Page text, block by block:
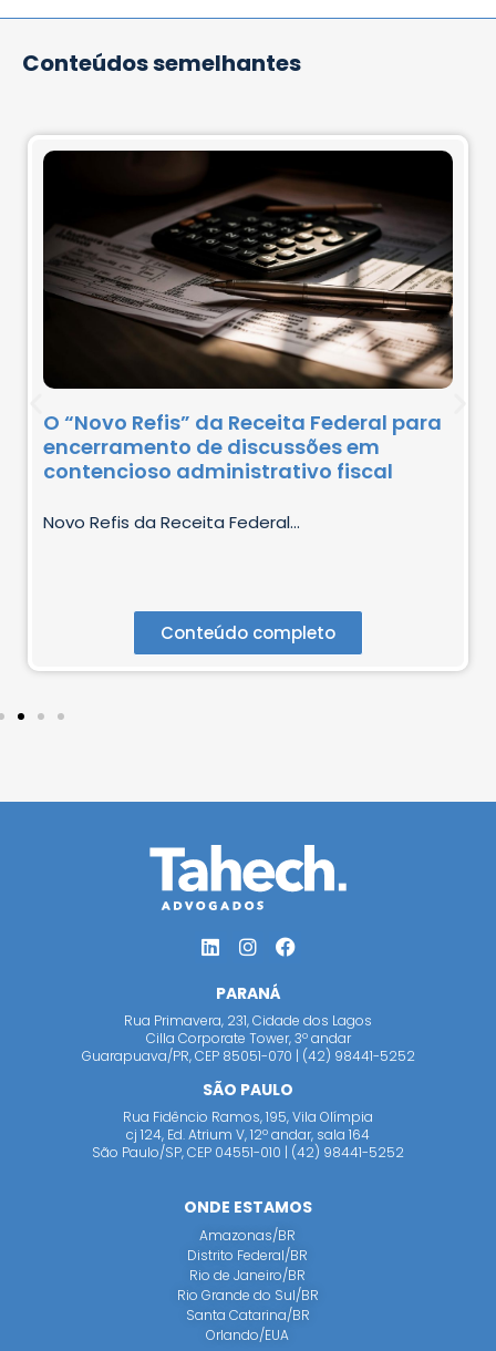
Conteúdos semelhantes
O “Novo Refis” da Receita Federal para
encerramento de discussões em
contencioso administrativo fiscal
Novo Refis da Receita Federal...
Conteúdo completo
PARANÁ
Rua Primavera, 231, Cidade dos Lagos
Cilla Corporate Tower, 3º andar
Guarapuava/PR, CEP 85051-070 | (42) 98441-5252
SÃO PAULO
Rua Fidêncio Ramos, 195, Vila Olímpia
cj 124, Ed. Atrium V, 12º andar, sala 164
São Paulo/SP, CEP 04551-010 | (42) 98441-5252
ONDE ESTAMOS
Amazonas/BR
Distrito Federal/BR
Rio de Janeiro/BR
Rio Grande do Sul/BR
Santa Catarina/BR
Orlando/EUA